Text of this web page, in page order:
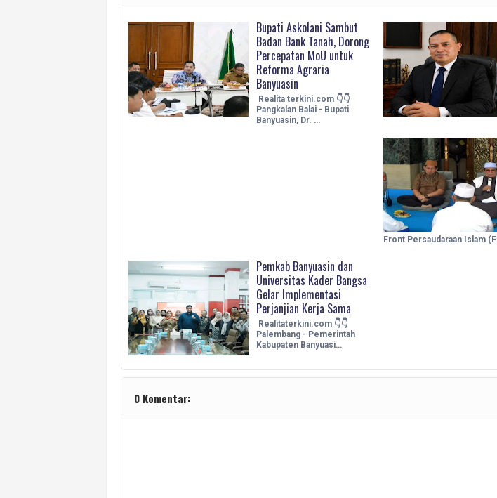
Bupati Askolani Sambut
Badan Bank Tanah, Dorong
Percepatan MoU untuk
Reforma Agraria
Banyuasin
Realita terkini.com 👇👇
Pangkalan Balai - Bupati
Banyuasin, Dr. …
Front Persaudaraan Islam
Pemkab Banyuasin dan
Universitas Kader Bangsa
Gelar Implementasi
Perjanjian Kerja Sama
Realitaterkini.com 👇👇
Palembang - Pemerintah
Kabupaten Banyuasi…
0 Komentar: